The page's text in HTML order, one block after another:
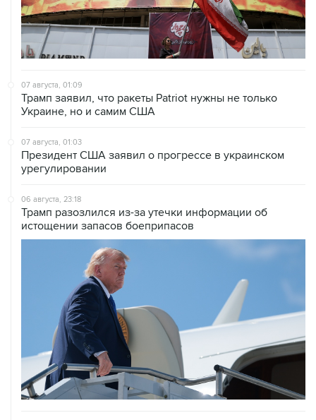
07 августа, 01:09
Трамп заявил, что ракеты Patriot нужны не только
Украине, но и самим США
07 августа, 01:03
Президент США заявил о прогрессе в украинском
урегулировании
06 августа, 23:18
Трамп разозлился из-за утечки информации об
истощении запасов боеприпасов